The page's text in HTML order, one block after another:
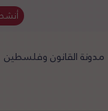
مدونة القانون وفلسطين